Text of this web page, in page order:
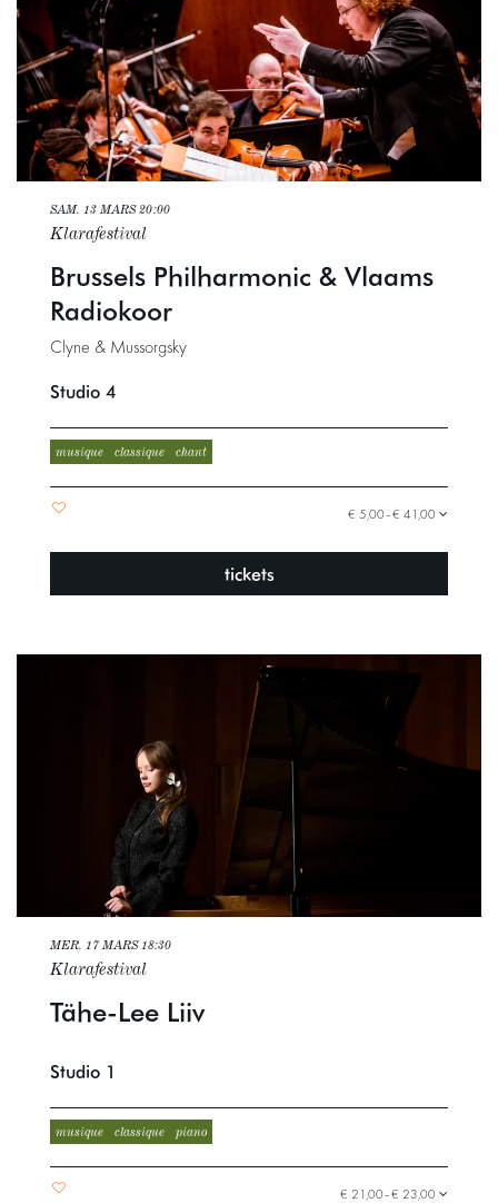
Brussels Philharmonic & Vlaams
Radiokoor
Clyne & Mussorgsky
Klarafestival
SAM. 13 MARS20:00
Studio 4
musique classique chant
€ 5,00–€ 41,00
tickets
Tähe-Lee Liiv
Klarafestival
MER. 17 MARS18:30
Studio 1
musique classique piano
€ 21,00–€ 23,00